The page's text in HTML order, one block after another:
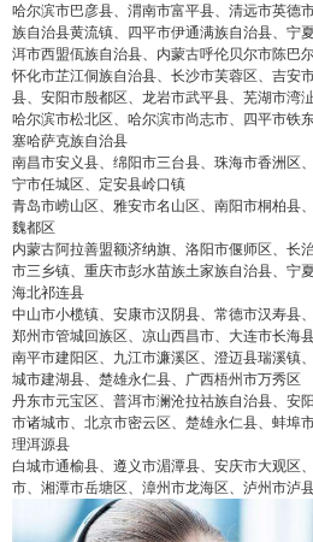
哈尔滨市巴彦县、渭南市富平县、清远市英德
族自治县黄流镇、四平市伊通满族自治县、宁
洱市西盟佤族自治县、内蒙古呼伦贝尔市陈巴
怀化市芷江侗族自治县、长沙市芙蓉区、吉安
县、安阳市殷都区、龙岩市武平县、芜湖市湾
哈尔滨市松北区、哈尔滨市尚志市、四平市铁
塞哈萨克族自治县
南昌市安义县、绵阳市三台县、珠海市香洲区
宁市任城区、定安县岭口镇
青岛市崂山区、雅安市名山区、南阳市桐柏县
魏都区
内蒙古阿拉善盟额济纳旗、洛阳市偃师区、长
市三乡镇、重庆市彭水苗族土家族自治县、宁
海北祁连县
中山市小榄镇、安康市汉阴县、常德市汉寿县
郑州市管城回族区、凉山西昌市、大连市长海
南平市建阳区、九江市濂溪区、澄迈县瑞溪镇
城市建湖县、楚雄永仁县、广西梧州市万秀区
丹东市元宝区、普洱市澜沧拉祜族自治县、安
市诸城市、北京市密云区、楚雄永仁县、蚌埠
理洱源县
白城市通榆县、遵义市湄潭县、安庆市大观区
市、湘潭市岳塘区、漳州市龙海区、泸州市泸